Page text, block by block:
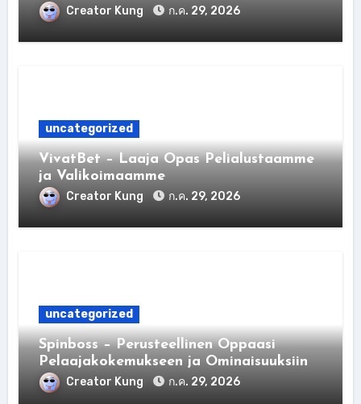
Creator Kung ก.ค. 29, 2026
uncategorized
VivatBet – Laaja Opas Pelialustaamme
ja Valikoimaamme
Creator Kung ก.ค. 29, 2026
uncategorized
Spinboss – Perusteellinen Oppaasi
Pelaajakokemukseen ja Ominaisuuksiin
Creator Kung ก.ค. 29, 2026